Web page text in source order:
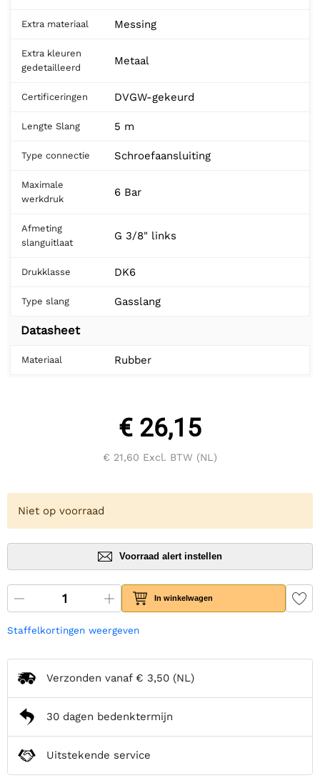
Extra materiaal Messing
Extra kleuren
gedetailleerd
Metaal
Certificeringen DVGW-gekeurd
Lengte Slang 5 m
Type connectie Schroefaansluiting
Maximale
werkdruk
6 Bar
Afmeting
slanguitlaat
G 3/8" links
Drukklasse DK6
Type slang Gasslang
Datasheet
Materiaal Rubber
€ 26,15
€ 21,60 Excl. BTW (NL)
Niet op voorraad
Voorraad alert instellen
In winkelwagen
Staffelkortingen weergeven
Verzonden vanaf € 3,50 (NL)
30 dagen bedenktermijn
Uitstekende service